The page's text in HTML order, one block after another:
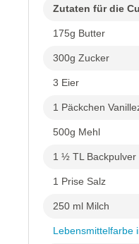
Zutaten für die
175g Butter
300g Zucker
3 Eier
1 Päckchen
500g Mehl
1 ½ TL Backpulver
1 Prise Salz
250 ml Milch
Lebensmittelfarbe